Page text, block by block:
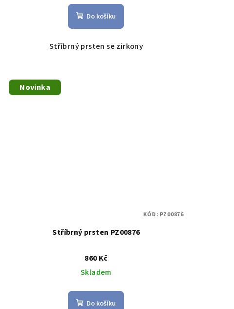
Do košíku
Stříbrný prsten se zirkony
Novinka
Stříbrný prsten PZ00876
860 Kč
Skladem
Do košíku
KÓD: PZ00876